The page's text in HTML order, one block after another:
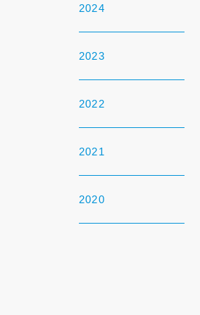
2024
2023
2022
2021
2020